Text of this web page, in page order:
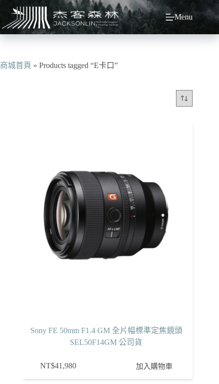
主
容
Menu
商城首頁 » Products tagged “E卡口”
Sony FE 50mm F1.4 GM 全片幅標準定焦鏡頭
SEL50F14GM 公司貨
NT$41,980 加入購物車